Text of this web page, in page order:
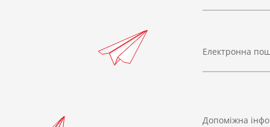
Електронна
Допоміжна